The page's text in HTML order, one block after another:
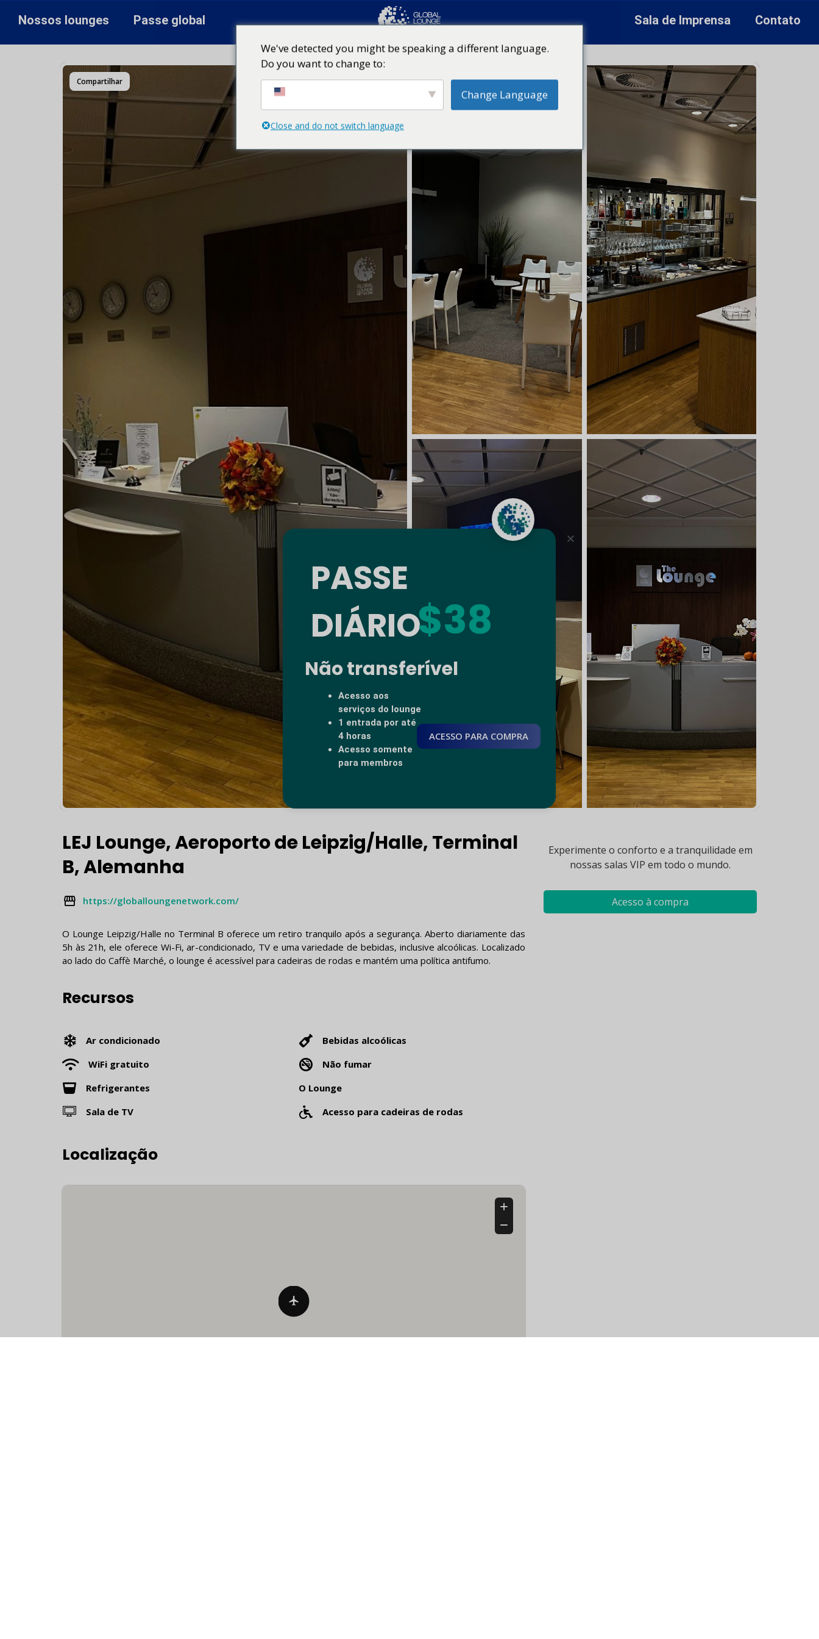
Nossos lounges Passe global Sala de Imprensa Contato
Compartilhar
LEJ Lounge, Aeroporto de Leipzig/Halle, Terminal
B, Alemanha
https://globalloungenetwork.com/
O Lounge Leipzig/Halle no Terminal B oferece um retiro tranquilo após a segurança. Aberto diariamente das
5h às 21h, ele oferece Wi-Fi, ar-condicionado, TV e uma variedade de bebidas, inclusive alcoólicas. Localizado
ao lado do Caffè Marché, o lounge é acessível para cadeiras de rodas e mantém uma política antifumo.
Recursos
Ar condicionado
Bebidas alcoólicas
WiFi gratuito
Não fumar
Refrigerantes
O Lounge
Sala de TV
Acesso para cadeiras de rodas
Localização
Experimente o conforto e a tranquilidade em
nossas salas VIP em todo o mundo.
Acesso à compra
We've detected you might be speaking a different language.
Do you want to change to:
Change Language
Close and do not switch language
PASSE
DIÁRIO$38
Não transferível
Acesso aos
serviços do lounge
1 entrada por até
4 horas
Acesso somente
para membros
ACESSO PARA COMPRA